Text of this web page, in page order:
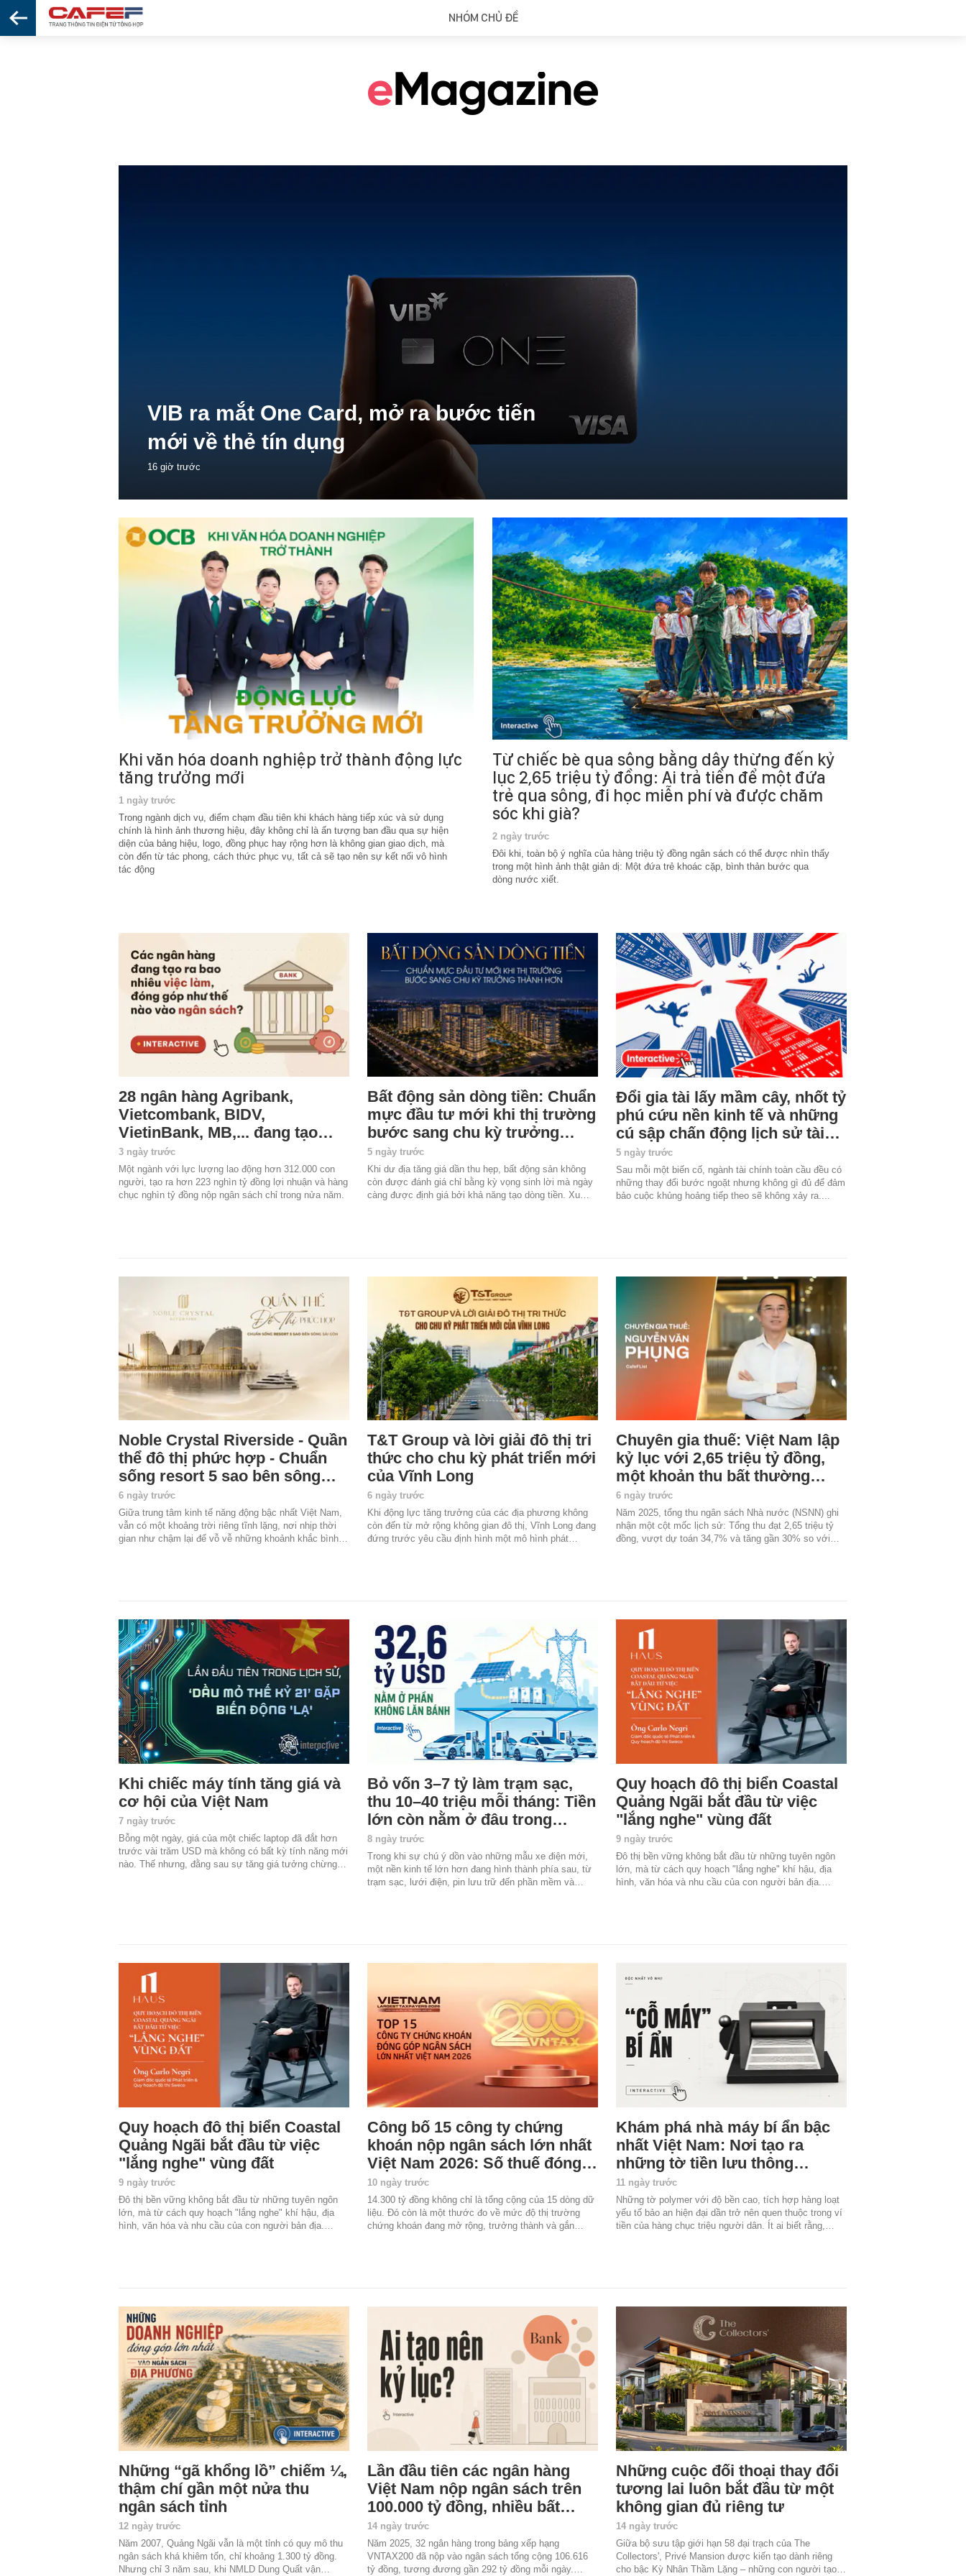
NHÓM CHỦ ĐỀ
VIB ra mắt One Card, mở ra bước tiến
mới về thẻ tín dụng
16 giờ trước
Khi văn hóa doanh nghiệp trở thành động lực
tăng trưởng mới
1 ngày trước
Trong ngành dịch vụ, điểm chạm đầu tiên khi khách hàng tiếp xúc và sử dụng
chính là hình ảnh thương hiệu, đây không chỉ là ấn tượng ban đầu qua sự hiện
diện của bảng hiệu, logo, đồng phục hay rộng hơn là không gian giao dịch, mà
còn đến từ tác phong, cách thức phục vụ, tất cả sẽ tạo nên sự kết nối vô hình
tác động
Từ chiếc bè qua sông bằng dây thừng đến kỷ
lục 2,65 triệu tỷ đồng: Ai trả tiền để một đứa
trẻ qua sông, đi học miễn phí và được chăm
sóc khi già?
2 ngày trước
Đôi khi, toàn bộ ý nghĩa của hàng triệu tỷ đồng ngân sách có thể được nhìn thấy
trong một hình ảnh thật giản dị: Một đứa trẻ khoác cặp, bình thản bước qua
dòng nước xiết.
28 ngân hàng Agribank,
Vietcombank, BIDV,
VietinBank, MB,... đang tạo…
3 ngày trước
Một ngành với lực lượng lao động hơn 312.000 con
người, tạo ra hơn 223 nghìn tỷ đồng lợi nhuận và hàng
chục nghìn tỷ đồng nộp ngân sách chỉ trong nửa năm.
Bất động sản dòng tiền: Chuẩn
mực đầu tư mới khi thị trường
bước sang chu kỳ trưởng…
5 ngày trước
Khi dư địa tăng giá dần thu hẹp, bất động sản không
còn được đánh giá chỉ bằng kỳ vọng sinh lời mà ngày
càng được định giá bởi khả năng tạo dòng tiền. Xu…
Đổi gia tài lấy mầm cây, nhốt tỷ
phú cứu nền kinh tế và những
cú sập chấn động lịch sử tài…
5 ngày trước
Sau mỗi một biến cố, ngành tài chính toàn cầu đều có
những thay đổi bước ngoặt nhưng không gì đủ để đảm
bảo cuộc khủng hoảng tiếp theo sẽ không xảy ra....
Noble Crystal Riverside - Quần
thể đô thị phức hợp - Chuẩn
sống resort 5 sao bên sông…
6 ngày trước
Giữa trung tâm kinh tế năng động bậc nhất Việt Nam,
vẫn có một khoảng trời riêng tĩnh lặng, nơi nhịp thời
gian như chậm lại để vỗ vễ những khoảnh khắc bình…
T&T Group và lời giải đô thị tri
thức cho chu kỳ phát triển mới
của Vĩnh Long
6 ngày trước
Khi động lực tăng trưởng của các địa phương không
còn đến từ mở rộng không gian đô thị, Vĩnh Long đang
đứng trước yêu cầu định hình một mô hình phát…
Chuyên gia thuế: Việt Nam lập
kỷ lục với 2,65 triệu tỷ đồng,
một khoản thu bất thường…
6 ngày trước
Năm 2025, tổng thu ngân sách Nhà nước (NSNN) ghi
nhận một cột mốc lịch sử: Tổng thu đạt 2,65 triệu tỷ
đồng, vượt dự toán 34,7% và tăng gần 30% so với…
Khi chiếc máy tính tăng giá và
cơ hội của Việt Nam
7 ngày trước
Bỗng một ngày, giá của một chiếc laptop đã đắt hơn
trước vài trăm USD mà không có bất kỳ tính năng mới
nào. Thế nhưng, đằng sau sự tăng giá tưởng chừng…
Bỏ vốn 3–7 tỷ làm trạm sạc,
thu 10–40 triệu mỗi tháng: Tiền
lớn còn nằm ở đâu trong…
8 ngày trước
Trong khi sự chú ý dồn vào những mẫu xe điện mới,
một nền kinh tế lớn hơn đang hình thành phía sau, từ
trạm sạc, lưới điện, pin lưu trữ đến phần mềm và…
Quy hoạch đô thị biển Coastal
Quảng Ngãi bắt đầu từ việc
"lắng nghe" vùng đất
9 ngày trước
Đô thị bền vững không bắt đầu từ những tuyên ngôn
lớn, mà từ cách quy hoạch "lắng nghe" khí hậu, địa
hình, văn hóa và nhu cầu của con người bản địa.…
Quy hoạch đô thị biển Coastal
Quảng Ngãi bắt đầu từ việc
"lắng nghe" vùng đất
9 ngày trước
Đô thị bền vững không bắt đầu từ những tuyên ngôn
lớn, mà từ cách quy hoạch "lắng nghe" khí hậu, địa
hình, văn hóa và nhu cầu của con người bản địa.…
Công bố 15 công ty chứng
khoán nộp ngân sách lớn nhất
Việt Nam 2026: Số thuế đóng…
10 ngày trước
14.300 tỷ đồng không chỉ là tổng cộng của 15 dòng dữ
liệu. Đó còn là một thước đo về mức độ thị trường
chứng khoán đang mở rộng, trưởng thành và gắn…
Khám phá nhà máy bí ẩn bậc
nhất Việt Nam: Nơi tạo ra
những tờ tiền lưu thông…
11 ngày trước
Những tờ polymer với độ bền cao, tích hợp hàng loạt
yếu tố bảo an hiện đại dần trở nên quen thuộc trong ví
tiền của hàng chục triệu người dân. Ít ai biết rằng,…
Những “gã khổng lồ” chiếm ¼,
thậm chí gần một nửa thu
ngân sách tỉnh
12 ngày trước
Năm 2007, Quảng Ngãi vẫn là một tỉnh có quy mô thu
ngân sách khá khiêm tốn, chỉ khoảng 1.300 tỷ đồng.
Nhưng chỉ 3 năm sau, khi NMLD Dung Quất vận…
Lần đầu tiên các ngân hàng
Việt Nam nộp ngân sách trên
100.000 tỷ đồng, nhiều bất…
14 ngày trước
Năm 2025, 32 ngân hàng trong bảng xếp hạng
VNTAX200 đã nộp vào ngân sách tổng cộng 106.616
tỷ đồng, tương đương gần 292 tỷ đồng mỗi ngày.…
Những cuộc đối thoại thay đổi
tương lai luôn bắt đầu từ một
không gian đủ riêng tư
14 ngày trước
Giữa bộ sưu tập giới hạn 58 đại trạch của The
Collectors', Privé Mansion được kiến tạo dành riêng
cho bậc Kỳ Nhân Thầm Lặng – những con người tạo…